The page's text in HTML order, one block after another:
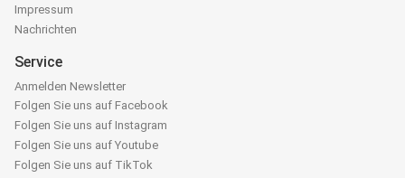
Impressum
Nachrichten
Service
Anmelden Newsletter
Folgen Sie uns auf Facebook
Folgen Sie uns auf Instagram
Folgen Sie uns auf Youtube
Folgen Sie uns auf TikTok